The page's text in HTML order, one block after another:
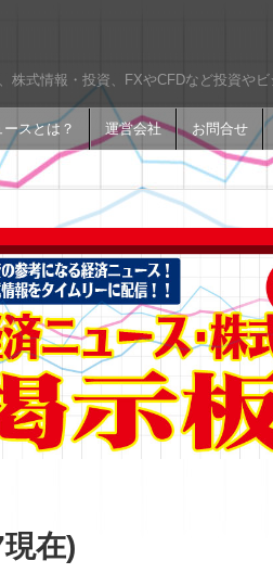
株式情報・投資、FXやCFDなど投資や
ースとは？ 運営会社 お問合せ
在)